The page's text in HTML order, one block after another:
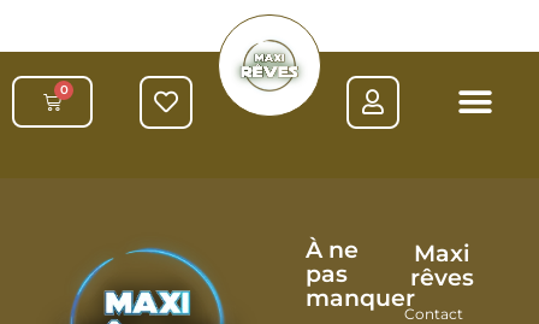
0
À ne
pas
manquer
Maxi
rêves
Contact